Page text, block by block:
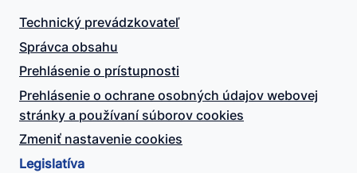
Technický prevádzkovateľ
Správca obsahu
Prehlásenie o prístupnosti
Prehlásenie o ochrane osobných údajov webovej
stránky a používaní súborov cookies
Zmeniť nastavenie cookies
Legislatíva